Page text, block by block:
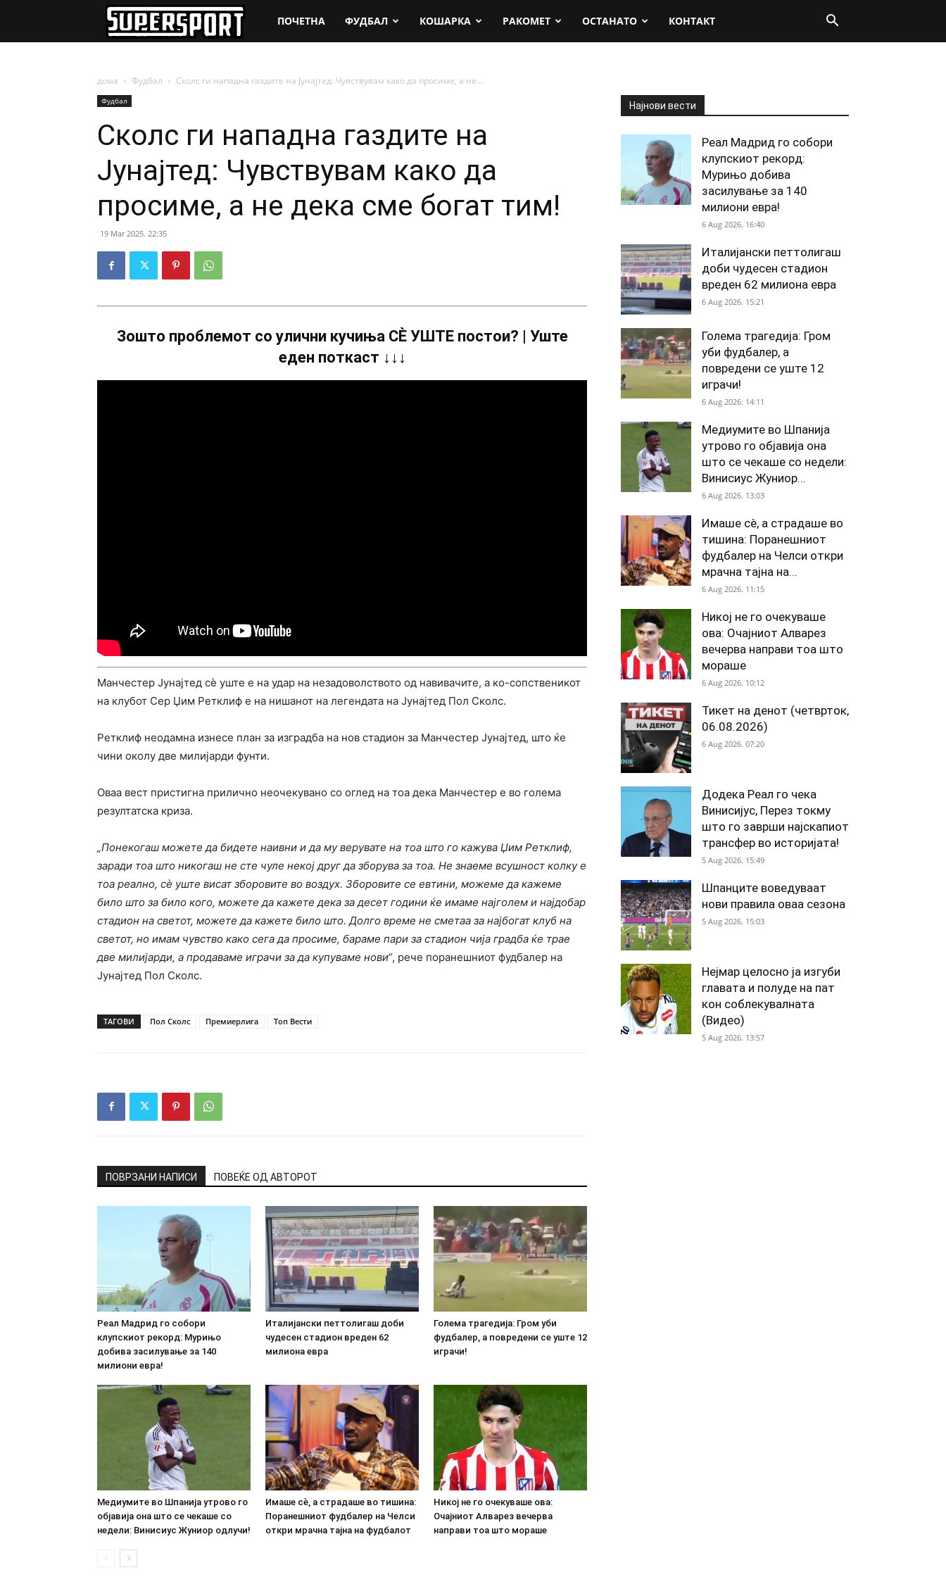
SuperSport.mk
ПОЧЕТНА ФУДБАЛ КОШАРКА РАКОМЕТ ОСТАНАТО КОНТАКТ
дома Фудбал Сколс ги нападна газдите на Јунајтед: Чувствувам како да просиме, а не...
Фудбал
Сколс ги нападна газдите на
Јунајтед: Чувствувам како да
просиме, а не дека сме богат тим!
19 Mar 2025. 22:35
Зошто проблемот со улични кучиња СÈ УШТЕ постои? | Уште
еден поткаст ↓↓↓
Манчестер Јунајтед сè уште е на удар на незадоволството од навивачите, а ко-сопственикот
на клубот Сер Џим Ретклиф е на нишанот на легендата на Јунајтед Пол Сколс.
Ретклиф неодамна изнесе план за изградба на нов стадион за Манчестер Јунајтед, што ќе
чини околу две милијарди фунти.
Оваа вест пристигна прилично неочекувано со оглед на тоа дека Манчестер е во голема
резултатска криза.
„Понекогаш можете да бидете наивни и да му верувате на тоа што го кажува Џим Ретклиф,
заради тоа што никогаш не сте чуле некој друг да зборува за тоа. Не знаеме всушност колку е
тоа реално, сè уште висат зборовите во воздух. Зборовите се евтини, можеме да кажеме
било што за било кого, можете да кажете дека за десет години ќе имаме најголем и најдобар
стадион на светот, можете да кажете било што. Долго време не сметаа за најбогат клуб на
светот, но имам чувство како сега да просиме, бараме пари за стадион чија градба ќе трае
две милијарди, а продаваме играчи за да купуваме нови“, рече поранешниот фудбалер на
Јунајтед Пол Сколс.
ТАГОВИ Пол Сколс Премиерлига Топ Вести
ПОВРЗАНИ НАПИСИ ПОВЕЌЕ ОД АВТОРОТ
Реал Мадрид го собори
клупскиот рекорд: Мурињо
добива засилување за 140
милиони евра!
Италијански петтолигаш доби
чудесен стадион вреден 62
милиона евра
Голема трагедија: Гром уби
фудбалер, а повредени се уште 12
играчи!
Медиумите во Шпанија утрово го
објавија она што се чекаше со
недели: Винисиус Жуниор одлучи!
Имаше сè, а страдаше во тишина:
Поранешниот фудбалер на Челси
откри мрачна тајна на фудбалот
Никој не го очекуваше ова:
Очајниот Алварез вечерва
направи тоа што мораше
Најнови вести
Реал Мадрид го собори
клупскиот рекорд:
Мурињо добива
засилување за 140
милиони евра!
6 Aug 2026. 16:40
Италијански петтолигаш
доби чудесен стадион
вреден 62 милиона евра
6 Aug 2026. 15:21
Голема трагедија: Гром
уби фудбалер, а
повредени се уште 12
играчи!
6 Aug 2026. 14:11
Медиумите во Шпанија
утрово го објавија она
што се чекаше со недели:
Винисиус Жуниор...
6 Aug 2026. 13:03
Имаше сè, а страдаше во
тишина: Поранешниот
фудбалер на Челси откри
мрачна тајна на...
6 Aug 2026. 11:15
Никој не го очекуваше
ова: Очајниот Алварез
вечерва направи тоа што
мораше
6 Aug 2026. 10:12
Тикет на денот (четврток,
06.08.2026)
6 Aug 2026. 07:20
Додека Реал го чека
Винисијус, Перез токму
што го заврши најскапиот
трансфер во историјата!
5 Aug 2026. 15:49
Шпанците воведуваат
нови правила оваа сезона
5 Aug 2026. 15:03
Нејмар целосно ја изгуби
главата и полуде на пат
кон соблекувалната
(Видео)
5 Aug 2026. 13:57